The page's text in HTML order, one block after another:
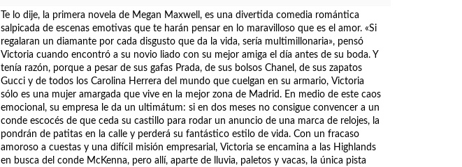
Te lo dije, la primera novela de Megan Maxwell, es una divertida comedia romántica
salpicada de escenas emotivas que te harán pensar en lo maravilloso que es el amor. «Si
regalaran un diamante por cada disgusto que da la vida, sería multimillonaria», pensó
Victoria cuando encontró a su novio liado con su mejor amiga el día antes de su boda. Y
tenía razón, porque a pesar de sus gafas Prada, de sus bolsos Chanel, de sus zapatos
Gucci y de todos los Carolina Herrera del mundo que cuelgan en su armario, Victoria
sólo es una mujer amargada que vive en la mejor zona de Madrid. En medio de este caos
emocional, su empresa le da un ultimátum: si en dos meses no consigue convencer a un
conde escocés de que ceda su castillo para rodar un anuncio de una marca de relojes, la
pondrán de patitas en la calle y perderá su fantástico estilo de vida. Con un fracaso
amoroso a cuestas y una difícil misión empresarial, Victoria se encamina a las Highlands
en busca del conde McKenna, pero allí, aparte de lluvia, paletos y vacas, la única pista